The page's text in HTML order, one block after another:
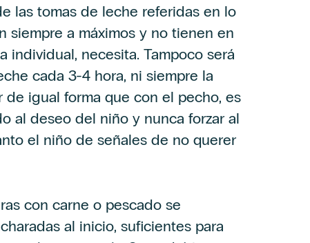
las tomas de leche referidas en lo
siempre a máximos y no tienen en
individual, necesita. Tampoco será
cada 3-4 hora, ni siempre la
igual forma que con el pecho, es
al deseo del niño y nunca forzar al
el niño de señales de no querer
con carne o pescado se
al inicio, suficientes para